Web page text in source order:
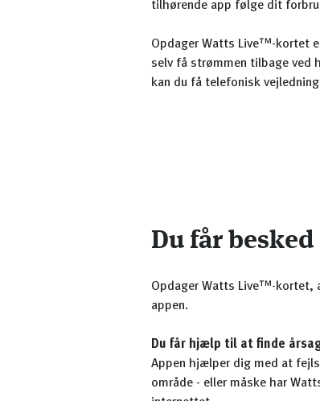
tilhørende app følge dit
Opdager Watts Live™-kortet
selv få strømmen tilbage ved
kan du få telefonisk
Du får
Opdager Watts Live™-kortet,
appen.
Du får hjælp til at finde
Appen hjælper dig med at
område - eller måske har